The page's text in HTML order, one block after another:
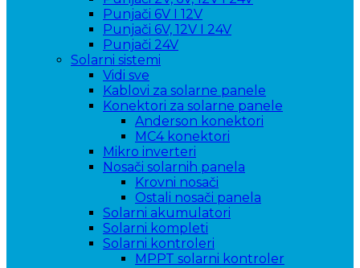
Punjači 6V I 12V
Punjači 6V, 12V I 24V
Punjači 24V
Solarni sistemi
Vidi sve
Kablovi za solarne panele
Konektori za solarne panele
Anderson konektori
MC4 konektori
Mikro inverteri
Nosači solarnih panela
Krovni nosači
Ostali nosači panela
Solarni akumulatori
Solarni kompleti
Solarni kontroleri
MPPT solarni kontroler